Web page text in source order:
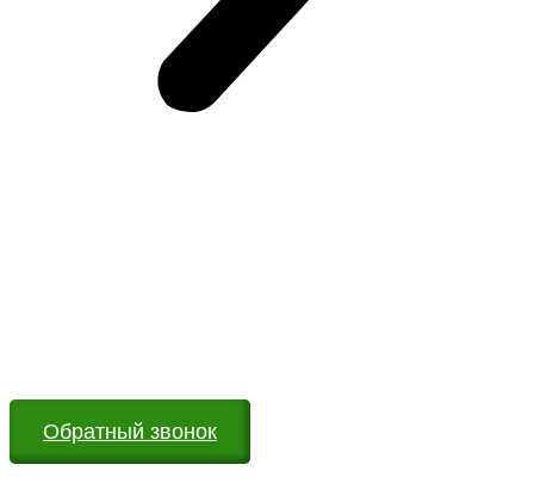
Обратный звонок